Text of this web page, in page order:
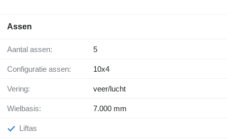
Assen
Aantal assen: 5
Configuratie assen: 10x4
Vering: veer/lucht
Wielbasis: 7.000 mm
Liftas